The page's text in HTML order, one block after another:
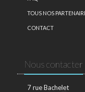
TOUS NOS
CONTACT
Nous contacter
7 rue Bachelet